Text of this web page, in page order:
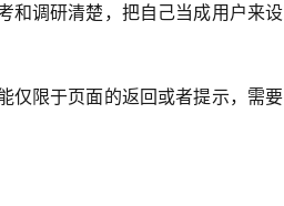
和调研清楚，把自己当成用户来设
仅限于页面的返回或者提示，需要